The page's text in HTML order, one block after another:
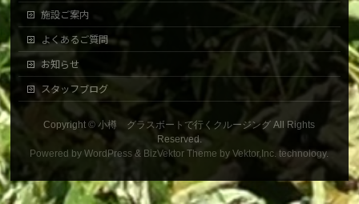
施設ご案内
よくあるご質問
お知らせ
スタッフブログ
Copyright ©小樽 グラスボートで行くクルージング All Rights
Reserved.
Powered byWordPress & BizVektor Theme byVektor,Inc. technology.